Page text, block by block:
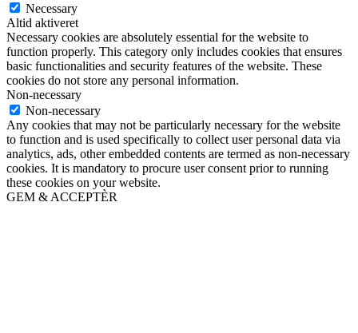
Necessary
Altid aktiveret
Necessary cookies are absolutely essential for the website to
function properly. This category only includes cookies that ensures
basic functionalities and security features of the website. These
cookies do not store any personal information.
Non-necessary
Non-necessary
Any cookies that may not be particularly necessary for the website
to function and is used specifically to collect user personal data via
analytics, ads, other embedded contents are termed as non-necessary
cookies. It is mandatory to procure user consent prior to running
these cookies on your website.
GEM & ACCEPTÈR